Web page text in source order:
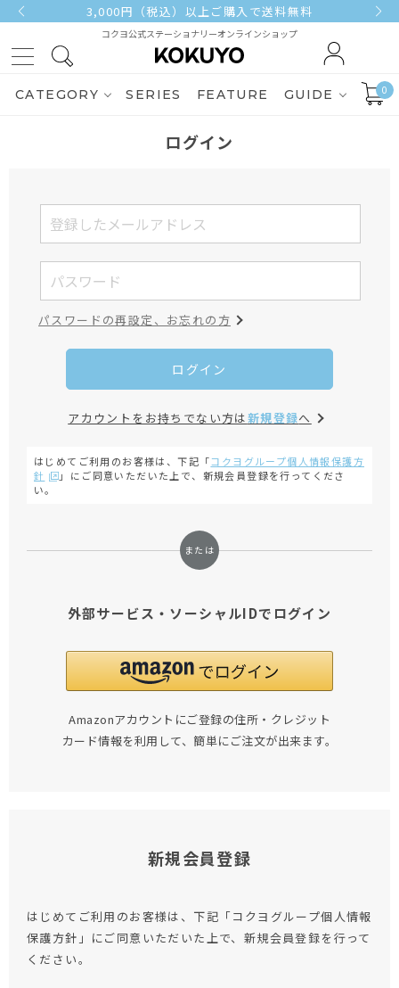
3,000円（税込）以上ご購入で送料無料
コクヨ公式ステーショナリーオンラインショップ
CATEGORY SERIES FEATURE GUIDE 0
ログイン
パスワードの再設定、お忘れの方
ログイン
アカウントをお持ちでない方は新規登録へ
はじめてご利用のお客様は、下記「コクヨグループ個人情報保護方
針
」にご同意いただいた上で、新規会員登録を行ってくださ
い。
外部サービス・ソーシャルIDでログイン
Amazonアカウントにご登録の住所・クレジット
カード情報を利用して、簡単にご注文が出来ます。
新規会員登録
はじめてご利用のお客様は、下記「コクヨグループ個人情報
保護方針」にご同意いただいた上で、新規会員登録を行って
ください。